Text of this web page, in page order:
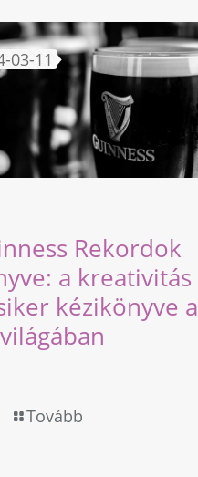
03-11
Rekordok
a kreativitás
kézikönyve a
Tovább